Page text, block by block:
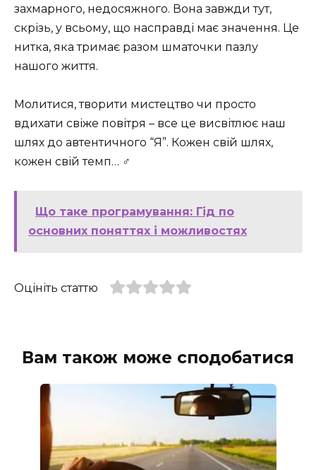
захмарного, недосяжного. Вона завжди тут,
скрізь, у всьому, що насправді має значення. Це
нитка, яка тримає разом шматочки пазлу
нашого життя.
Молитися, творити мистецтво чи просто
вдихати свіже повітря – все це висвітлює наш
шлях до автентичного “Я”. Кожен свій шлях,
кожен свій темп… ‍♂️
Що таке програмування: Гід по
основних поняттях і можливостях
Оцініть статтю
Вам також може сподобатися